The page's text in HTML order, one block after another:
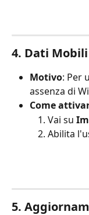
4. Dati Mobili
Motivo: Per
assenza di
Come
Vai su
Abilita
5.